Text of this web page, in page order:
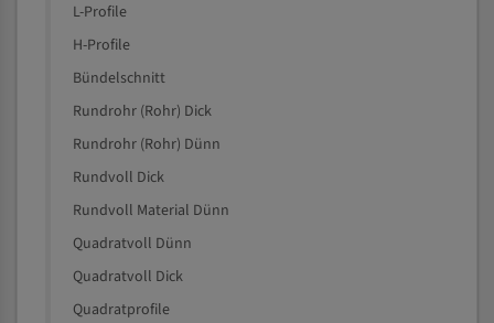
L-Profile
H-Profile
Bündelschnitt
Rundrohr (Rohr) Dick
Rundrohr (Rohr) Dünn
Rundvoll Dick
Rundvoll Material Dünn
Quadratvoll Dünn
Quadratvoll Dick
Quadratprofile